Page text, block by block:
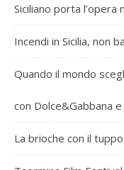
Siciliano porta l’opera
Incendi in Sicilia, non
Quando il mondo
con Dolce&Gabbana
La brioche con il tuppo